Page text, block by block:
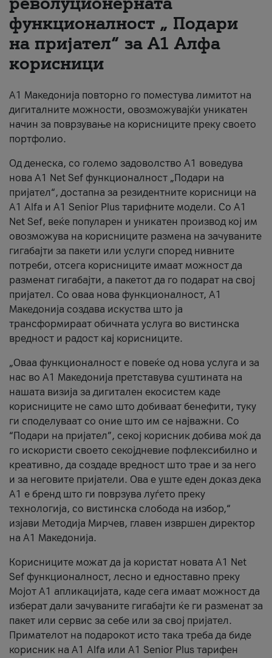
За нас
#ПодобарОнлајн
функционалност „ Подари
на пријател“ за А1 Алфа
корисници
А1 Македонија повторно го поместува лимитот на
дигиталните можности, овозможувајќи уникатен
начин за поврзување на корисниците преку своето
портфолио.
Од денеска, со големо задоволство А1 воведува
нова A1 Net Sef функционалност „Подари на
пријател“, достапна за резидентните корисници на
А1 Alfa и A1 Senior Plus тарифните модели. Со A1
Net Sef, веќе популарен и уникатен производ кој им
овозможува на корисниците размена на зачуваните
гигабајти за пакети или услуги според нивните
потреби, отсега корисниците имаат можност да
разменат гигабајти, а пакетот да го подарат на свој
пријател. Со оваа нова функционалност, А1
Македонија создава искуства што ја
трансформираат обичната услуга во вистинска
вредност и радост кај корисниците.
„Оваа функционалност е повеќе од нова услуга и за
нас во А1 Македонија претставува суштината на
нашата визија за дигитален екосистем каде
корисниците не само што добиваат бенефити, туку
ги споделуваат со оние што им се најважни. Со
“Подари на пријател”, секој корисник добива моќ да
го искористи своето секојдневие пофлексибилно и
креативно, да создаде вредност што трае и за него
и за неговите пријатели. Ова е уште еден доказ дека
А1 е бренд што ги поврзува луѓето преку
технологија, со вистинска слобода на избор,“
изјави Методија Мирчев, главен извршен директор
на А1 Македонија.
Корисниците можат да ја користат новата А1 Net
Sef функционалност, лесно и едноставно преку
Мојот А1 апликацијата, каде сега имаат можност да
изберат дали зачуваните гигабајти ќе ги разменат за
пакет или сервис за себе или за свој пријател.
Примателот на подарокот исто така треба да биде
корисник на А1 Alfa или A1 Senior Plus тарифен